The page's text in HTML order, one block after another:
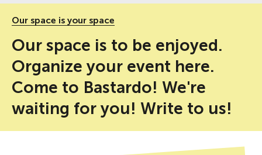
Our space is your space
Our space is to be enjoyed.
Organize your event here.
Come to Bastardo! We're
waiting for you! Write to us!